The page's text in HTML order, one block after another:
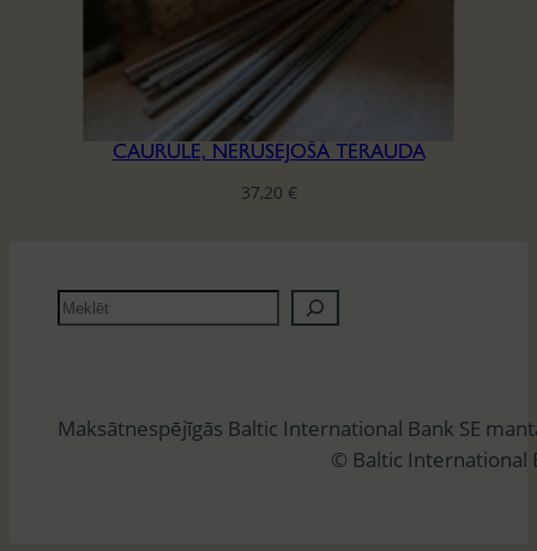
CAURULE, NERŪSĒJOŠĀ TĒRAUDA
37,20 €
M
e
ē
Maksātnespējīgās Baltic International Bank SE
© Baltic International